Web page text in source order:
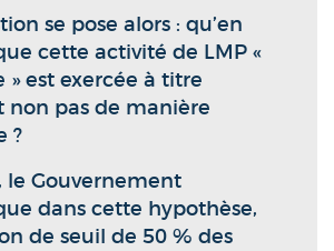
se pose alors : qu’en
cette activité de LMP «
» est exercée à titre
non pas de manière
?
le Gouvernement
dans cette hypothèse,
de seuil de 50 % des